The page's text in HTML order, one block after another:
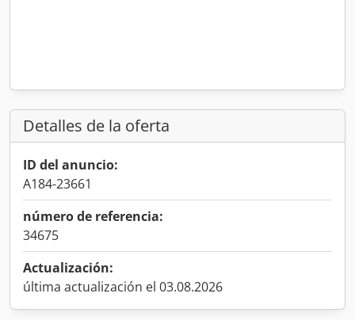
Detalles de la oferta
ID del anuncio:
A184-23661
número de referencia:
34675
Actualización:
última actualización el 03.08.2026